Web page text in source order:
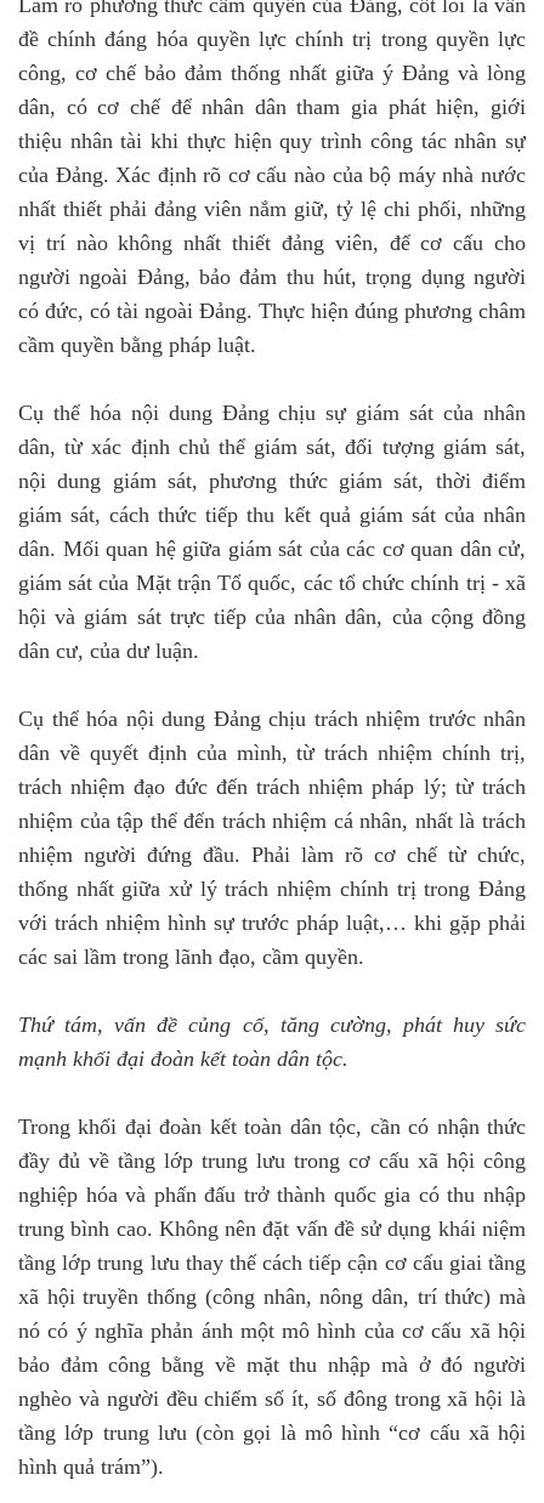
Làm rõ phương thức cầm quyền của Đảng, cốt lõi là vấn
đề chính đáng hóa quyền lực chính trị trong quyền lực
công, cơ chế bảo đảm thống nhất giữa ý Đảng và lòng
dân, có cơ chế để nhân dân tham gia phát hiện, giới
thiệu nhân tài khi thực hiện quy trình công tác nhân sự
của Đảng. Xác định rõ cơ cấu nào của bộ máy nhà nước
nhất thiết phải đảng viên nắm giữ, tỷ lệ chi phối, những
vị trí nào không nhất thiết đảng viên, để cơ cấu cho
người ngoài Đảng, bảo đảm thu hút, trọng dụng người
có đức, có tài ngoài Đảng. Thực hiện đúng phương châm
cầm quyền bằng pháp luật.
Cụ thể hóa nội dung Đảng chịu sự giám sát của nhân
dân, từ xác định chủ thể giám sát, đối tượng giám sát,
nội dung giám sát, phương thức giám sát, thời điểm
giám sát, cách thức tiếp thu kết quả giám sát của nhân
dân. Mối quan hệ giữa giám sát của các cơ quan dân cử,
giám sát của Mặt trận Tổ quốc, các tổ chức chính trị - xã
hội và giám sát trực tiếp của nhân dân, của cộng đồng
dân cư, của dư luận.
Cụ thể hóa nội dung Đảng chịu trách nhiệm trước nhân
dân về quyết định của mình, từ trách nhiệm chính trị,
trách nhiệm đạo đức đến trách nhiệm pháp lý; từ trách
nhiệm của tập thể đến trách nhiệm cá nhân, nhất là trách
nhiệm người đứng đầu. Phải làm rõ cơ chế từ chức,
thống nhất giữa xử lý trách nhiệm chính trị trong Đảng
với trách nhiệm hình sự trước pháp luật,… khi gặp phải
các sai lầm trong lãnh đạo, cầm quyền.
Thứ tám, vấn đề củng cố, tăng cường, phát huy sức
mạnh khối đại đoàn kết toàn dân tộc.
Trong khối đại đoàn kết toàn dân tộc, cần có nhận thức
đầy đủ về tầng lớp trung lưu trong cơ cấu xã hội công
nghiệp hóa và phấn đấu trở thành quốc gia có thu nhập
trung bình cao. Không nên đặt vấn đề sử dụng khái niệm
tầng lớp trung lưu thay thế cách tiếp cận cơ cấu giai tầng
xã hội truyền thống (công nhân, nông dân, trí thức) mà
nó có ý nghĩa phản ánh một mô hình của cơ cấu xã hội
bảo đảm công bằng về mặt thu nhập mà ở đó người
nghèo và người đều chiếm số ít, số đông trong xã hội là
tầng lớp trung lưu (còn gọi là mô hình “cơ cấu xã hội
hình quả trám”).